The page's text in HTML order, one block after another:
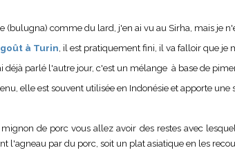
(bulugna) comme du lard, j'en ai vu au Sirha, mais je
à Turin , il est pratiquement fini, il va falloir que je
déjà parlé l'autre jour, c'est un mélange à base de
elle est souvent utilisée en Indonésie et apporte
de porc vous allez avoir des restes avec
l'agneau par du porc, soit un plat asiatique en les